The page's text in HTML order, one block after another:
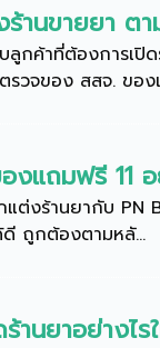
านขายยา ต
บลูกค้าที่ต้องการ
รวจของ สสจ. ของ
งแถมฟรี 11
แต่งร้านยากับ
ดี ถูกต้องตามหลั...
านยาอย่างไร